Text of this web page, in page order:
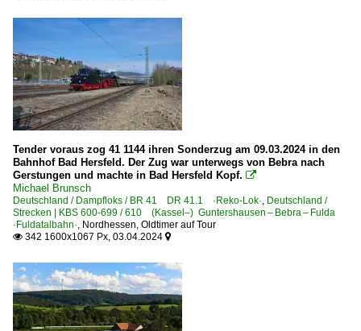
Tender voraus zog 41 1144 ihren Sonderzug am 09.03.2024 in den
Bahnhof Bad Hersfeld. Der Zug war unterwegs von Bebra nach
Gerstungen und machte in Bad Hersfeld Kopf. 
Michael Brunsch
Deutschland / Dampfloks / BR 41 DR 41.1 ·Reko-Lok·, Deutschland /
Strecken | KBS 600-699 / 610 (Kassel–) Guntershausen – Bebra – Fulda
·Fuldatalbahn·, Nordhessen, Oldtimer auf Tour
 342 1600x1067 Px, 03.04.2024 